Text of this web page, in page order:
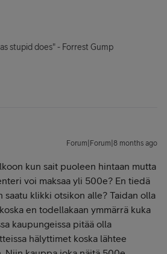
stupid does" - Forrest Gump
Forum|Forum|8 months ago
kun sait puoleen hintaan mutta
voi maksaa yli 500e? En tiedä
saatu klikki otsikon alle? Taidan olla
en todellakaan ymmärrä kuka
kaupungeissa pitää olla
hälyttimet koska lähtee